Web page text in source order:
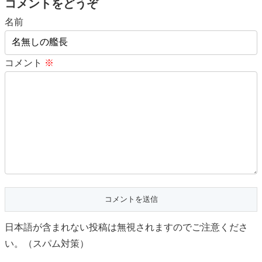
コメントをどうぞ
名前
コメント ※
日本語が含まれない投稿は無視されますのでご注意くださ
い。（スパム対策）